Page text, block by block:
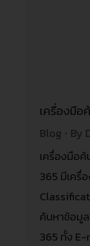
เครื่องมือ
Blog By
เครื่องมือ
365 มีเครื่
ค้นหาข้อมู
365 ทั้ง E-